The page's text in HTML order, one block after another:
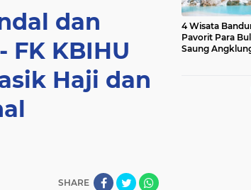
dan
FK KBIHU
Haji dan
SHARE
4 Wisata
Pavorit Para
Saung